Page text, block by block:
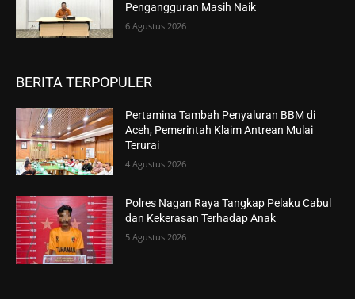
Pengangguran Masih Naik
6 Agustus 2026
BERITA TERPOPULER
Pertamina Tambah Penyaluran BBM di
Aceh, Pemerintah Klaim Antrean Mulai
Terurai
4 Agustus 2026
Polres Nagan Raya Tangkap Pelaku Cabul
dan Kekerasan Terhadap Anak
5 Agustus 2026